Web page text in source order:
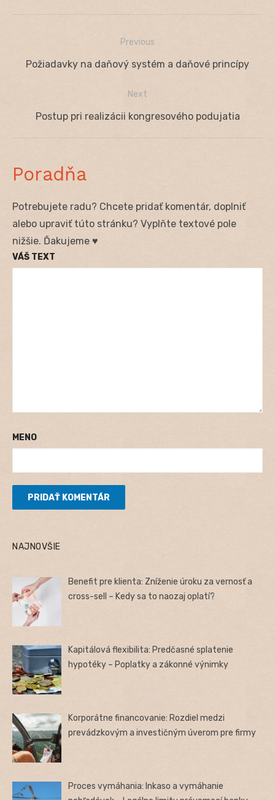
Navigácia
Previous
Previous
Požiadavky na daňový systém a daňové princípy
Next
Next
Postup pri realizácii kongresového podujatia
Poradňa
Potrebujete radu? Chcete pridať komentár, doplniť
alebo upraviť túto stránku? Vyplňte textové pole
nižšie. Ďakujeme ♥
VÁŠ TEXT
MENO
NAJNOVŠIE
Benefit pre klienta: Zníženie úroku za vernosť a
cross-sell – Kedy sa to naozaj oplatí?
Kapitálová flexibilita: Predčasné splatenie
hypotéky – Poplatky a zákonné výnimky
Korporátne financovanie: Rozdiel medzi
prevádzkovým a investičným úverom pre firmy
Proces vymáhania: Inkaso a vymáhanie